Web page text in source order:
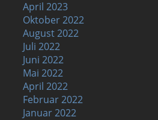
April 2023
Oktober 2022
August 2022
Juli 2022
Juni 2022
Mai 2022
April 2022
Februar 2022
Januar 2022